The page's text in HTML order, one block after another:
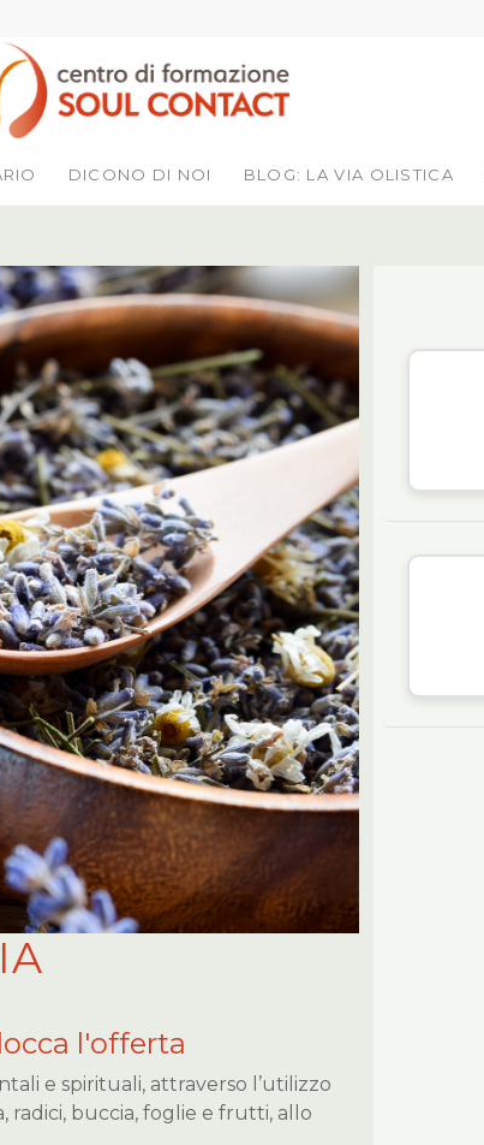
DICONO DI NOI BLOG: LA VIA OLISTICA
l'offerta
e spirituali, attraverso l’utilizzo
radici, buccia, foglie e frutti, allo